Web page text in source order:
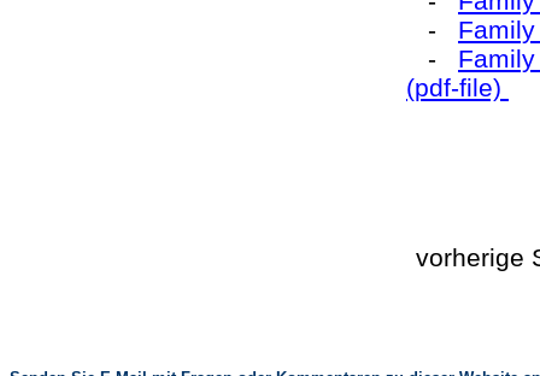
-
-
(pdf-file)
vorherige